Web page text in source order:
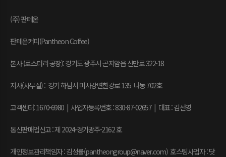
(주) 판테온
판테온커피(Pantheon Coffee)
본사 (로스터리 공장): 경기도 광주시 곤지암읍 신만로 322-18
지사(사무실) : 경기 하남시 미사강변한강로 135 나동 702호
고객센터: 1670-6980 | 사업자등록번호 : 830-87-02657 | 대표 : 김선영
통신판매업신고 : 제 2024-경기광주-2162 호
개인정보관리책임자 : 김성률(pantheongroup@naver.com) 호스팅사업자 : 닷